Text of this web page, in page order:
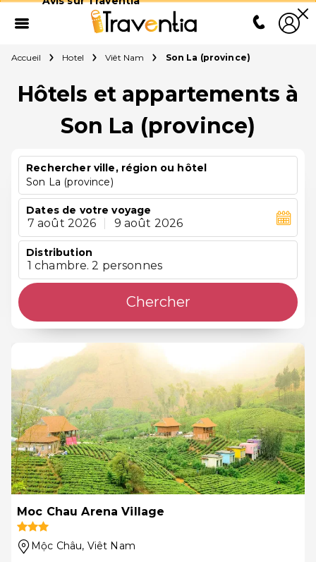
Accueil Hotel Viêt Nam Son La (province)
Hôtels et appartements à
Son La (province)
Rechercher ville, région ou hôtel
Son La (province)
Dates de votre voyage
7 août 2026 9 août 2026
Distribution
1 chambre. 2 personnes
Chercher
Moc Chau Arena Village
Mộc Châu, Viêt Nam